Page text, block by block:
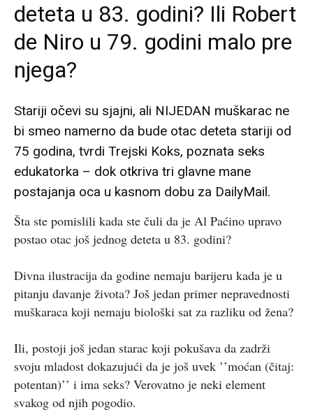
deteta u 83. godini? Ili Robert
de Niro u 79. godini malo pre
njega?
Stariji očevi su sjajni, ali NIJEDAN muškarac ne
bi smeo namerno da bude otac deteta stariji od
75 godina, tvrdi Trejski Koks, poznata seks
edukatorka – dok otkriva tri glavne mane
postajanja oca u kasnom dobu za DailyMail.
Šta ste pomislili kada ste čuli da je Al Paćino upravo
postao otac još jednog deteta u 83. godini?
Divna ilustracija da godine nemaju barijeru kada je u
pitanju davanje života? Još jedan primer nepravednosti
muškaraca koji nemaju biološki sat za razliku od žena?
Ili, postoji još jedan starac koji pokušava da zadrži
svoju mladost dokazujući da je još uvek ’’moćan (čitaj:
potentan)’’ i ima seks? Verovatno je neki element
svakog od njih pogodio.